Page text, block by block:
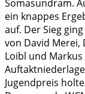
Somasundram.
ein knappes
auf. Der Sieg
von David Merei,
Loibl und
Jugendpreis